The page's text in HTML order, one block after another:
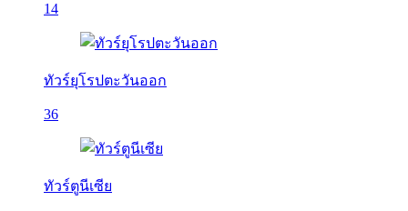
14
ทัวร์ยุโรปตะวันออก
36
ทัวร์ตูนีเซีย